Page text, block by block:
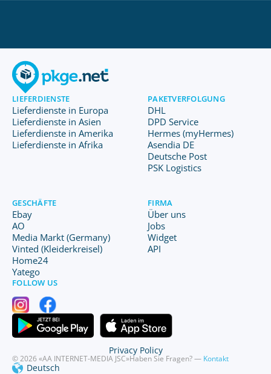
LIEFERDIENSTE
Lieferdienste in Europa
Lieferdienste in Asien
Lieferdienste in Amerika
Lieferdienste in Afrika
PAKETVERFOLGUNG
DHL
DPD Service
Hermes (myHermes)
Asendia DE
Deutsche Post
PSK Logistics
GESCHÄFTE
Ebay
AO
Media Markt (Germany)
Vinted (Kleiderkreisel)
Home24
Yatego
FIRMA
Über uns
Jobs
Widget
API
FOLLOW US
© 2026 «AA INTERNET-MEDIA JSC»Haben Sie Fragen? — Kontakt
Deutsch
Privacy Policy